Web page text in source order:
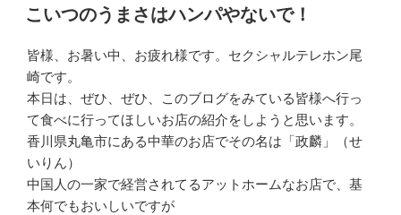
稿
日:
こいつのうまさはハンパやないで！
皆様、お暑い中、お疲れ様です。セクシャルテレホン尾
崎です。
本日は、ぜひ、ぜひ、このブログをみている皆様へ行っ
て食べに行ってほしいお店の紹介をしようと思います。
香川県丸亀市にある中華のお店でその名は「政麟」（せ
いりん）
中国人の一家で経営されてるアットホームなお店で、基
本何でもおいしいですが